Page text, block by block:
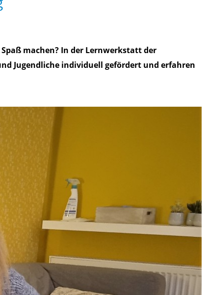
machen? In der Lernwerkstatt der
Jugendliche individuell gefördert und erfahren